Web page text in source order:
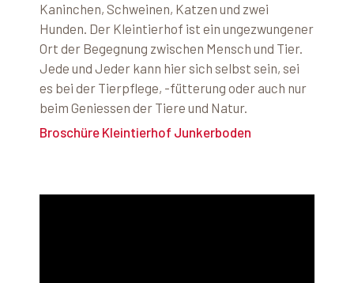
Kaninchen, Schweinen, Katzen und zwei
Hunden. Der Kleintierhof ist ein ungezwungener
Ort der Begegnung zwischen Mensch und Tier.
Jede und Jeder kann hier sich selbst sein, sei
es bei der Tierpflege, -fütterung oder auch nur
beim Geniessen der Tiere und Natur.
Broschüre Kleintierhof Junkerboden